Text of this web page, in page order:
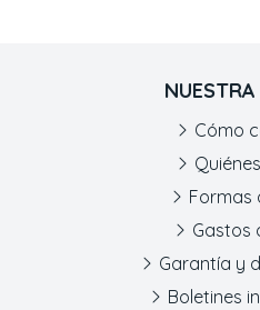
Cómo
Formas
Gastos
Garantía y
Boletines